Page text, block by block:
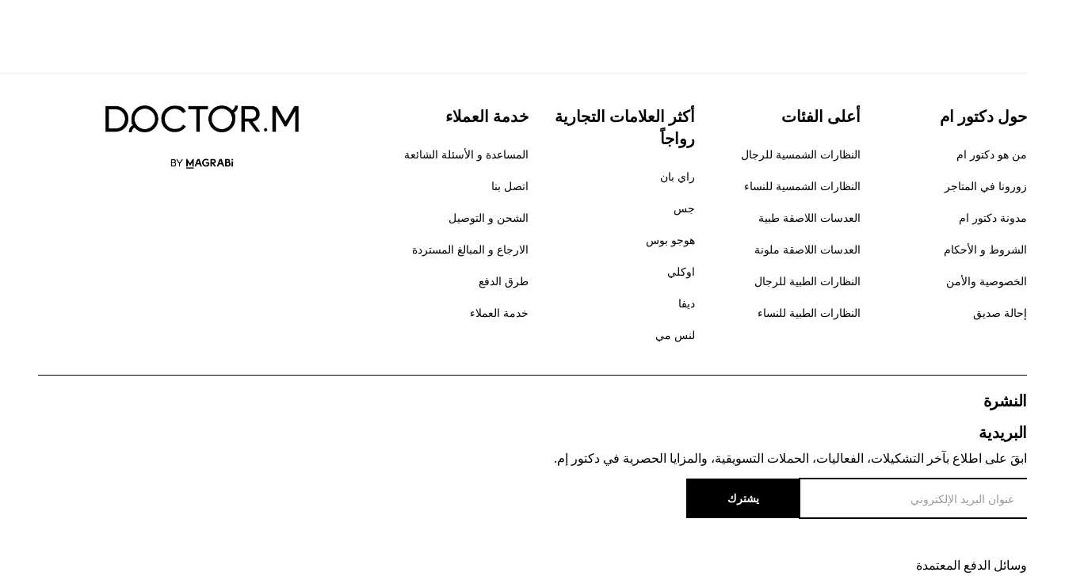
حول دكتور ام
من هو دكتور ام
زورونا في المتاجر
مدونة دكتور ام
الشروط و الأحكام
الخصوصية والأمن
إحالة صديق
أعلى الفئات
النظارات الشمسية للرجال
النظارات الشمسية للنساء
العدسات اللاصقة طبية
العدسات اللاصقة ملونة
النظارات الطبية للرجال
النظارات الطبية للنساء
أكثر العلامات التجارية
رواجاً
راي بان
جس
هوجو بوس
اوكلي
ديفا
لنس مي
خدمة العملاء
المساعدة و الأسئلة الشائعة
اتصل بنا
الشحن و التوصيل
الارجاع و المبالغ المستردة
طرق الدفع
خدمة العملاء
النشرة
البريدية
ابقَ على اطلاع بآخر التشكيلات، الفعاليات، الحملات التسويقية، والمزايا الحصرية في دكتور إم.
يشترك
وسائل الدفع المعتمدة